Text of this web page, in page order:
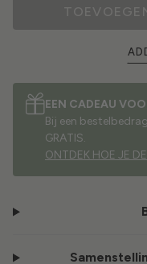
EEN CADEAU
Bij een
GRATIS.
ONTDEK HOE JE